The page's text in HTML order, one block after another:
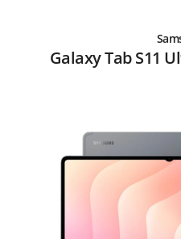
Galaxy Tab S11